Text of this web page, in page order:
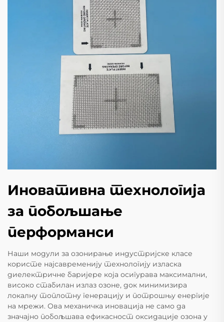
Иновативна технологија
за побољшање
перформанси
Наши модули за озонирање индустријске класе
користе најсавременију технологију изласка
диелектричне баријере која осигурава максимални,
високо стабилан излаз озоне, док минимизира
локалну топлотну генерацију и потрошњу енергије
на мрежи. Ова механичка иновација не само да
значајно побољшава ефикасност оксидације озона у